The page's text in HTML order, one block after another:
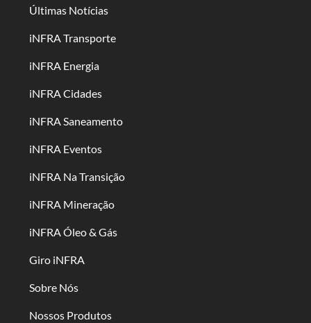
Últimas Notícias
iNFRA Transporte
iNFRA Energia
iNFRA Cidades
iNFRA Saneamento
iNFRA Eventos
iNFRA Na Transição
iNFRA Mineração
iNFRA Óleo & Gás
Giro iNFRA
Sobre Nós
Nossos Produtos